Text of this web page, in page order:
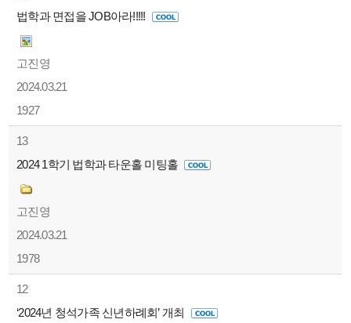
법학과 면접을 JOB아라!!!!!
고진영
2024.03.21
1927
13
2024 1학기 법학과 타운홀 미팅홀
고진영
2024.03.21
1978
12
‘2024년 청석가족 신년하례회’ 개최